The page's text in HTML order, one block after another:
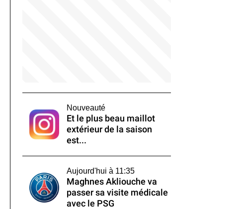
Nouveauté
Et le plus beau maillot
extérieur de la saison
est...
Aujourd'hui à 11:35
Maghnes Akliouche va
passer sa visite médicale
avec le PSG